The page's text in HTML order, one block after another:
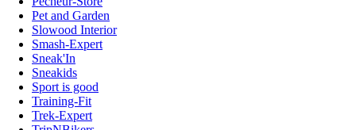
Pet and Garden
Slowood Interior
Smash-Expert
Sneak'In
Sneakids
Sport is good
Training-Fit
Trek-Expert